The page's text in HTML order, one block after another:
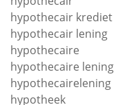
hypothecair krediet
hypothecair lening
hypothecaire
hypothecaire lening
hypothecairelening
hypotheek